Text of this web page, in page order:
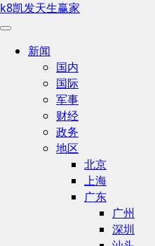
k8凯发天生赢家
新闻
国内
国际
军事
财经
政务
地区
北京
上海
广东
广州
深圳